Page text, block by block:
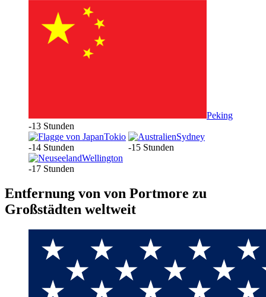
Peking
-13 Stunden
Tokio
-14 Stunden
Sydney
-15 Stunden
Wellington
-17 Stunden
Entfernung von von Portmore zu
Großstädten weltweit